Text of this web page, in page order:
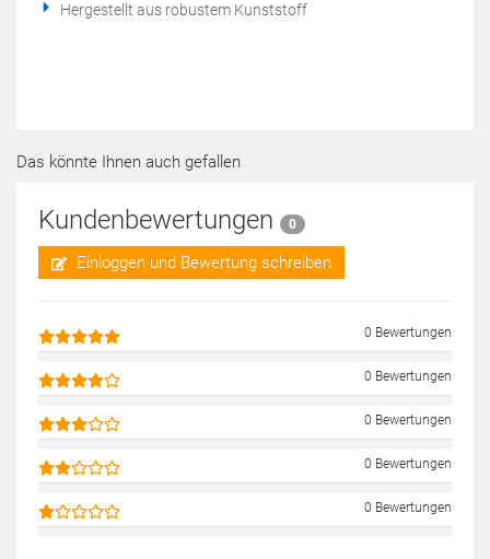
Hergestellt aus robustem Kunststoff
Das könnte Ihnen auch gefallen
Kundenbewertungen 0
Einloggen und Bewertung schreiben
0 Bewertungen
0 Bewertungen
0 Bewertungen
0 Bewertungen
0 Bewertungen